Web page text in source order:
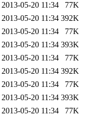
2013-05-20 11:34
77K
2013-05-20 11:34 392K
2013-05-20 11:34
77K
2013-05-20 11:34 393K
2013-05-20 11:34
77K
2013-05-20 11:34 392K
2013-05-20 11:34
77K
2013-05-20 11:34 393K
2013-05-20 11:34
77K